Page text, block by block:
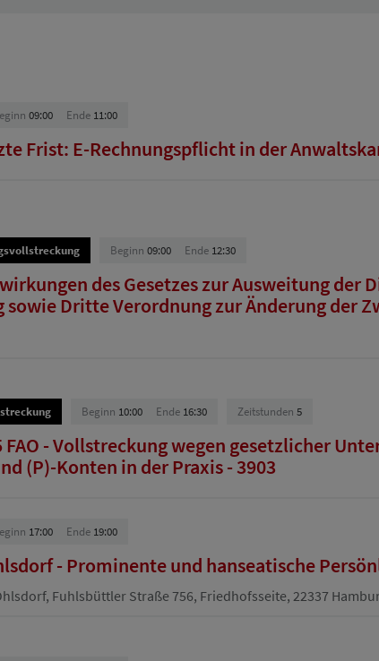
09:00 Ende 11:00
Frist: E-Rechnungspflicht in der
Beginn 09:00 Ende 12:30
des Gesetzes zur Ausweitung der
Dritte Verordnung zur Änderung der
Beginn 10:00 Ende 16:30 Zeitstunden 5
- Vollstreckung wegen gesetzlicher
(P)-Konten in der Praxis - 3903
17:00 Ende 19:00
- Prominente und hanseatische
Fuhlsbüttler Straße 756, Friedhofsseite, 22337